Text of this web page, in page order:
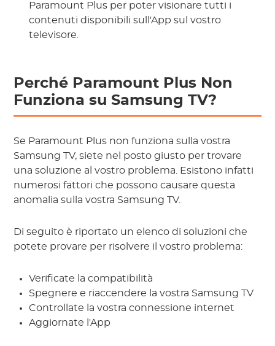
Paramount Plus per poter visionare tutti i
contenuti disponibili sull'App sul vostro
televisore.
Perché Paramount Plus Non
Funziona su Samsung TV?
Se Paramount Plus non funziona sulla vostra
Samsung TV, siete nel posto giusto per trovare
una soluzione al vostro problema. Esistono infatti
numerosi fattori che possono causare questa
anomalia sulla vostra Samsung TV.
Di seguito è riportato un elenco di soluzioni che
potete provare per risolvere il vostro problema:
Verificate la compatibilità
Spegnere e riaccendere la vostra Samsung TV
Controllate la vostra connessione internet
Aggiornate l'App